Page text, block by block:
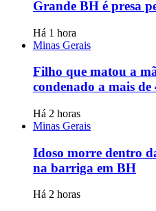
Grande BH é presa
Há 1 hora
Minas Gerais
Filho que matou a
condenado a mais de
Há 2 horas
Minas Gerais
Idoso morre dentro
na barriga em BH
Há 2 horas